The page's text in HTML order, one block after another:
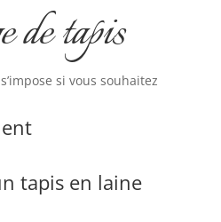
tapis
si vous souhaitez
tapis en laine